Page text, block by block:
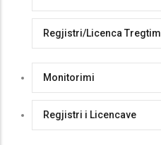
Regjistri/Licenca Tregtim
Monitorimi
Regjistri i Licencave